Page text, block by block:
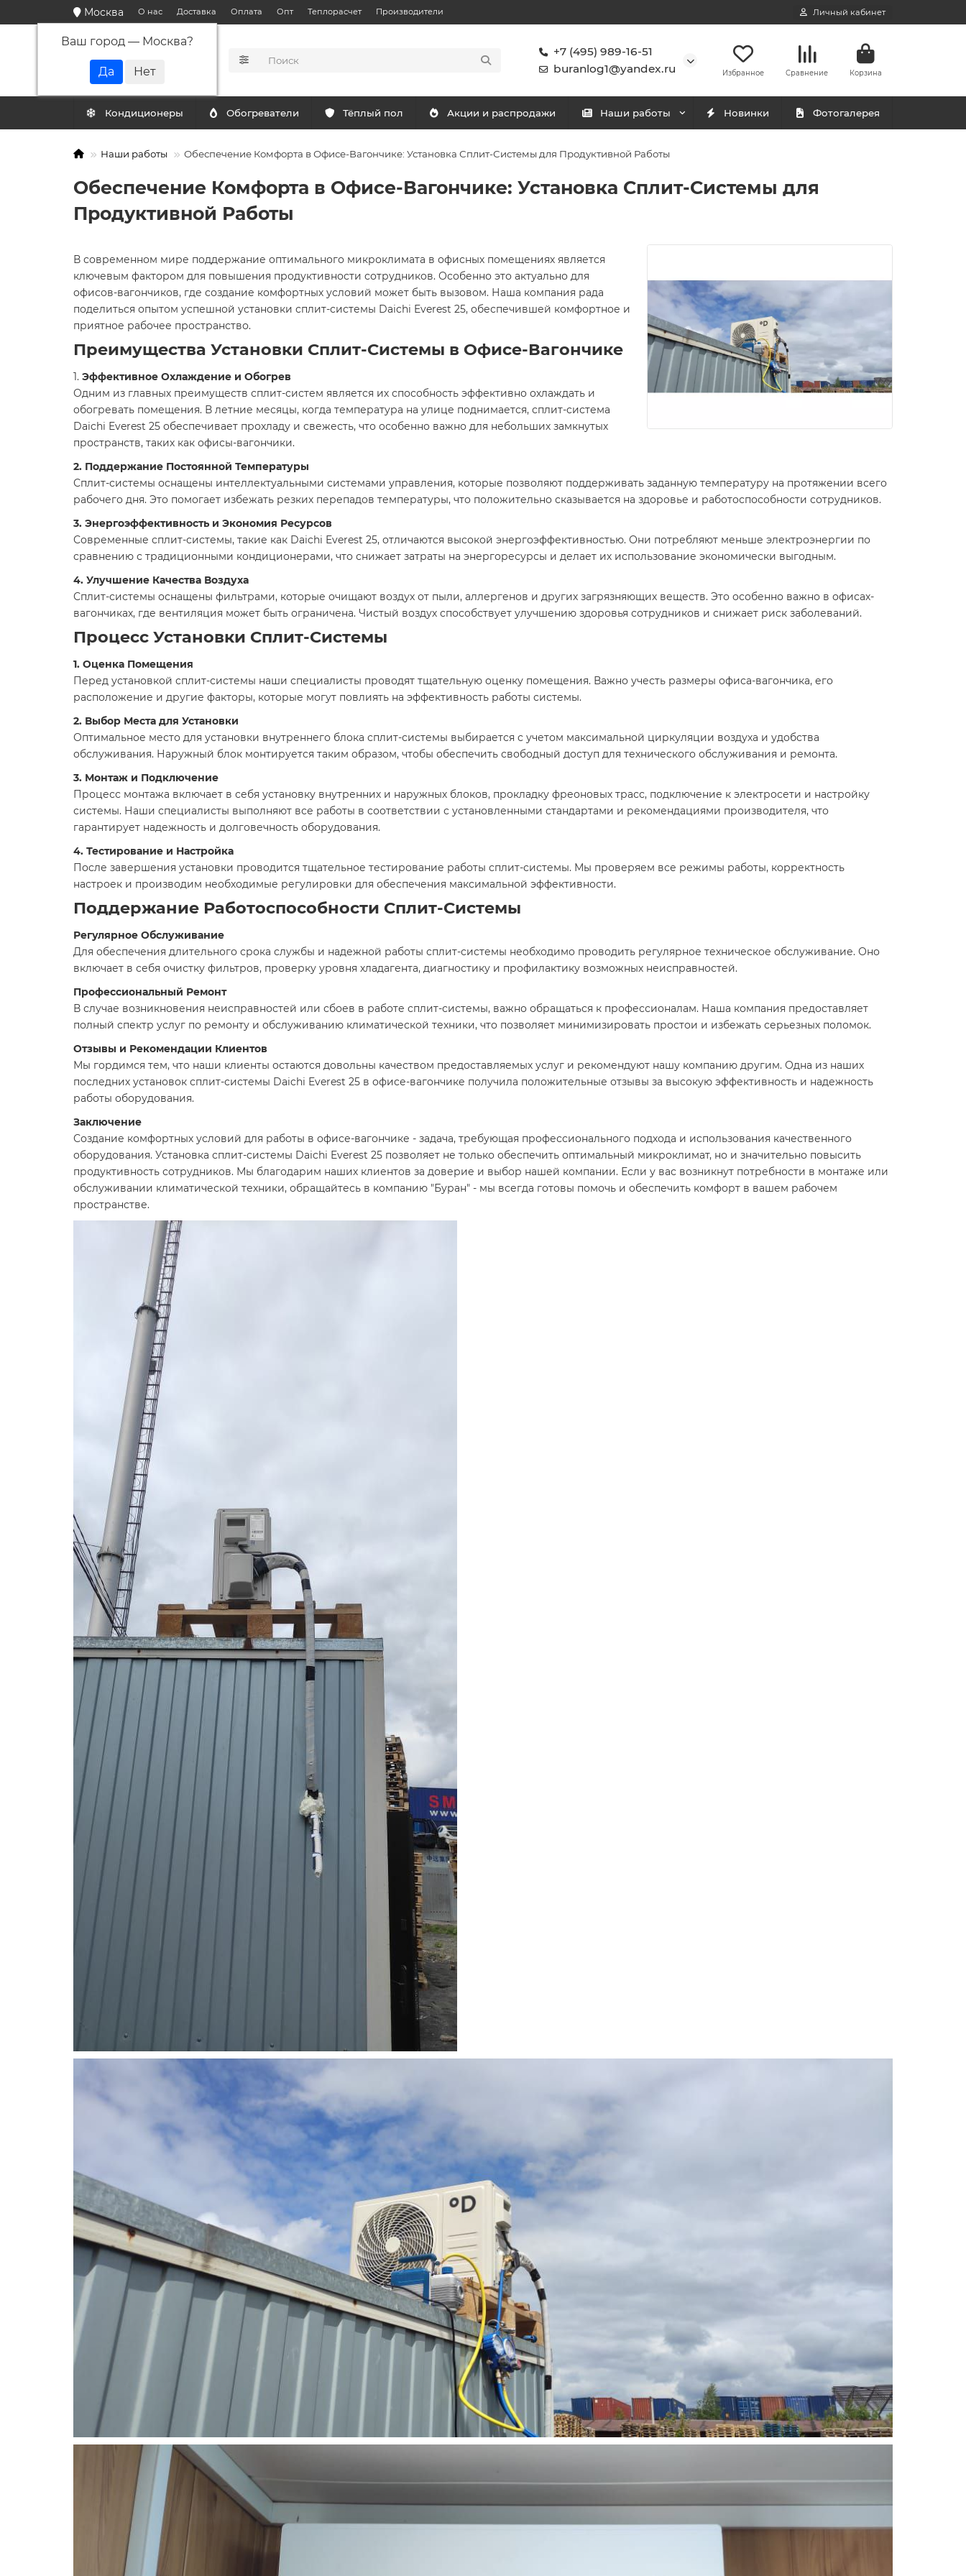
Москва
Ваш город — Москва?
О нас Доставка Оплата Опт Теплорасчет Производители Личный кабинет
+7 (495) 989-16-51
buranlog1@yandex.ru
Избранное Сравнение Корзина
Кондиционеры Обогреватели Тёплый пол Акции и распродажи Наши работы Новинки Фотогалерея
Наши работы Обеспечение Комфорта в Офисе-Вагончике: Установка Сплит-Системы для Продуктивной Работы
Обеспечение Комфорта в Офисе-Вагончике: Установка Сплит-Системы для
Продуктивной Работы
В современном мире поддержание оптимального микроклимата в офисных помещениях является
ключевым фактором для повышения продуктивности сотрудников. Особенно это актуально для
офисов-вагончиков, где создание комфортных условий может быть вызовом. Наша компания рада
поделиться опытом успешной установки сплит-системы Daichi Everest 25, обеспечившей комфортное и
приятное рабочее пространство.
Преимущества Установки Сплит-Системы в Офисе-Вагончике
1. Эффективное Охлаждение и Обогрев
Одним из главных преимуществ сплит-систем является их способность эффективно охлаждать и
обогревать помещения. В летние месяцы, когда температура на улице поднимается, сплит-система
Daichi Everest 25 обеспечивает прохладу и свежесть, что особенно важно для небольших замкнутых
пространств, таких как офисы-вагончики.
2. Поддержание Постоянной Температуры
Сплит-системы оснащены интеллектуальными системами управления, которые позволяют поддерживать заданную температуру на протяжении всего
рабочего дня. Это помогает избежать резких перепадов температуры, что положительно сказывается на здоровье и работоспособности сотрудников.
3. Энергоэффективность и Экономия Ресурсов
Современные сплит-системы, такие как Daichi Everest 25, отличаются высокой энергоэффективностью. Они потребляют меньше электроэнергии по
сравнению с традиционными кондиционерами, что снижает затраты на энергоресурсы и делает их использование экономически выгодным.
4. Улучшение Качества Воздуха
Сплит-системы оснащены фильтрами, которые очищают воздух от пыли, аллергенов и других загрязняющих веществ. Это особенно важно в офисах-
вагончиках, где вентиляция может быть ограничена. Чистый воздух способствует улучшению здоровья сотрудников и снижает риск заболеваний.
Процесс Установки Сплит-Системы
1. Оценка Помещения
Перед установкой сплит-системы наши специалисты проводят тщательную оценку помещения. Важно учесть размеры офиса-вагончика, его
расположение и другие факторы, которые могут повлиять на эффективность работы системы.
2. Выбор Места для Установки
Оптимальное место для установки внутреннего блока сплит-системы выбирается с учетом максимальной циркуляции воздуха и удобства
обслуживания. Наружный блок монтируется таким образом, чтобы обеспечить свободный доступ для технического обслуживания и ремонта.
3. Монтаж и Подключение
Процесс монтажа включает в себя установку внутренних и наружных блоков, прокладку фреоновых трасс, подключение к электросети и настройку
системы. Наши специалисты выполняют все работы в соответствии с установленными стандартами и рекомендациями производителя, что
гарантирует надежность и долговечность оборудования.
4. Тестирование и Настройка
После завершения установки проводится тщательное тестирование работы сплит-системы. Мы проверяем все режимы работы, корректность
настроек и производим необходимые регулировки для обеспечения максимальной эффективности.
Поддержание Работоспособности Сплит-Системы
Регулярное Обслуживание
Для обеспечения длительного срока службы и надежной работы сплит-системы необходимо проводить регулярное техническое обслуживание. Оно
включает в себя очистку фильтров, проверку уровня хладагента, диагностику и профилактику возможных неисправностей.
Профессиональный Ремонт
В случае возникновения неисправностей или сбоев в работе сплит-системы, важно обращаться к профессионалам. Наша компания предоставляет
полный спектр услуг по ремонту и обслуживанию климатической техники, что позволяет минимизировать простои и избежать серьезных поломок.
Отзывы и Рекомендации Клиентов
Мы гордимся тем, что наши клиенты остаются довольны качеством предоставляемых услуг и рекомендуют нашу компанию другим. Одна из наших
последних установок сплит-системы Daichi Everest 25 в офисе-вагончике получила положительные отзывы за высокую эффективность и надежность
работы оборудования.
Заключение
Создание комфортных условий для работы в офисе-вагончике - задача, требующая профессионального подхода и использования качественного
оборудования. Установка сплит-системы Daichi Everest 25 позволяет не только обеспечить оптимальный микроклимат, но и значительно повысить
продуктивность сотрудников. Мы благодарим наших клиентов за доверие и выбор нашей компании. Если у вас возникнут потребности в монтаже или
обслуживании климатической техники, обращайтесь в компанию "Буран" - мы всегда готовы помочь и обеспечить комфорт в вашем рабочем
пространстве.